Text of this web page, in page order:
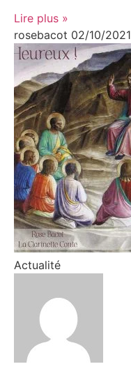
Lire plus »
rosebacot 02/10/2021
Actualité